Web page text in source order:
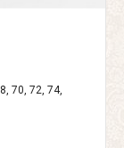
70, 72, 74,